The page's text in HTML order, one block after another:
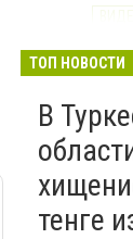
17:22
ТОП НОВОСТИ
В
тенге